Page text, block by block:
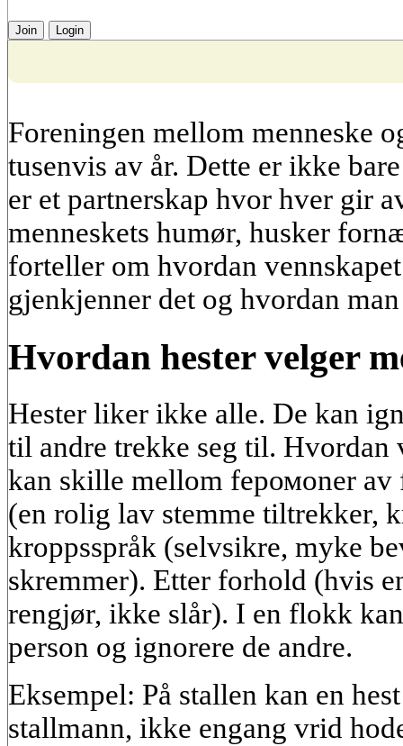
Join Login
Foreningen mellom menneske
tusenvis av år. Dette er ikke
er et partnerskap hvor hver gir
menneskets humør, husker
forteller om hvordan
gjenkjenner det og hvordan
Hvordan hester velger
Hester liker ikke alle. De kan
til andre trekke seg til. Hvordan
kan skille mellom fеромoner
(en rolig lav stemme tiltrekker,
kroppsspråk (selvsikre, myke
skremmer). Etter forhold (hvis
rengjør, ikke slår). I en flokk
person og ignorere de andre.
Eksempel: På stallen kan en
stallmann, ikke engang vrid